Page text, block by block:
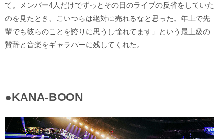
て。メンバー4人だけでずっとその日のライブの反省をしていた
のを見たとき、こいつらは絶対に売れるなと思った。年上で先
輩でも彼らのことを誇りに思うし憧れてます」という最上級の
賛辞と音楽をギャラパーに残してくれた。
●KANA-BOON